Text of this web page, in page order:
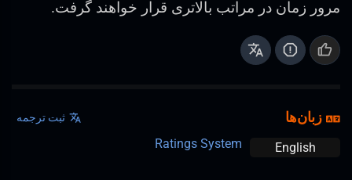
مرور زمان در مراتب بالاتری قرار خواهند گرفت.
زبان‌ها ثبت ترجمه
English
Ratings System